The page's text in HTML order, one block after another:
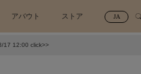
アバウト ストア JA
17 12:00 click>>